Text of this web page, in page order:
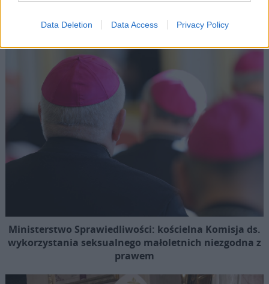
Data Deletion Data Access Privacy Policy
Popularne
Ministerstwo Sprawiedliwości: kościelna Komisja ds.
wykorzystania seksualnego małoletnich niezgodna z
prawem